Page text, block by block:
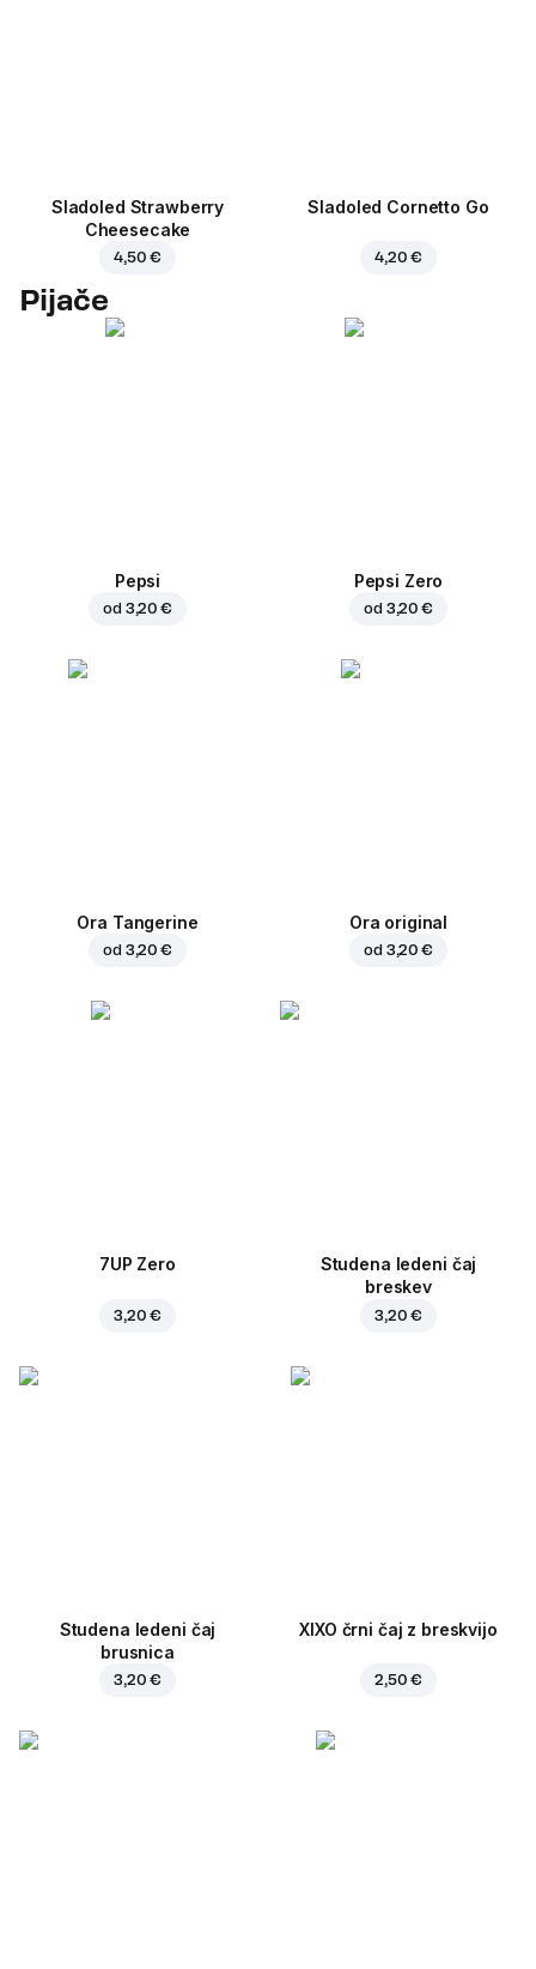
Sladoled Strawberry
Cheesecake
4,50 €
Sladoled Cornetto Go
4,20 €
Pijače
Pepsi
od 3,20 €
Pepsi Zero
od 3,20 €
Ora Tangerine
od 3,20 €
Ora original
od 3,20 €
7UP Zero
3,20 €
Studena ledeni čaj
breskev
3,20 €
Studena ledeni čaj
brusnica
3,20 €
XIXO črni čaj z breskvijo
2,50 €